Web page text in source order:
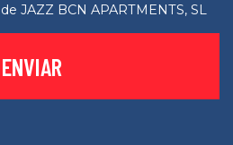
JAZZ BCN APARTMENTS, SL
ENVIAR